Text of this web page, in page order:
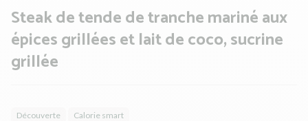
Steak de tende de tranche mariné aux
épices grillées et lait de coco, sucrine
grillée
Découverte Calorie smart